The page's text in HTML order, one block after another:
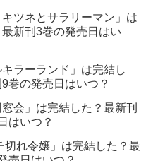
キツネとサラリーマン」は
新刊3巻の発売日はい
キラーランド」は完結し
巻の発売日はいつ？
窓会」は完結した？最新刊
はいつ？
切れ令嬢」は完結した？最